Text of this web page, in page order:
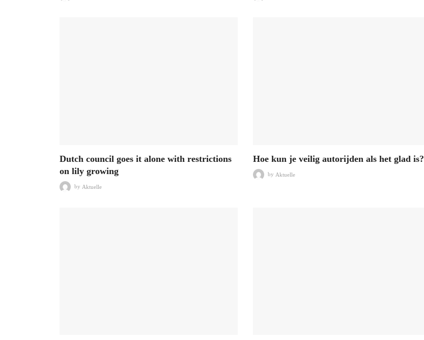
Dutch council goes it alone with restrictions
on lily growing
by Aktuelle
Hoe kun je veilig autorijden als het glad is?
by Aktuelle